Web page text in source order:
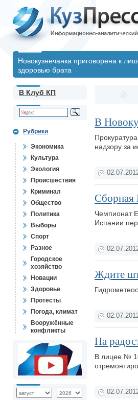
Новокузнечанка приговорена к
здоровью брата
В Клуб КП
Рубрики
Экономика
Культура
Экология
Происшествия
Криминал
Общество
Политика
Выборы
Спорт
Разное
Городское
хозяйство
Новации
Здоровье
Протесты
Погода, климат
Вооружённые
конфликты
В
надзору за
Сборная
Чемпионат
Испании
Ждите
На
В лицее №